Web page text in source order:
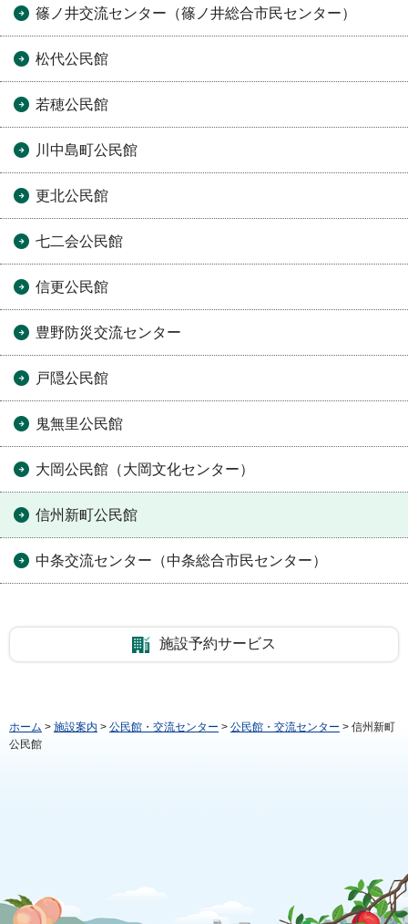
篠ノ井交流センター（篠ノ井総合市民センター）
松代公民館
若穂公民館
川中島町公民館
更北公民館
七二会公民館
信更公民館
豊野防災交流センター
戸隠公民館
鬼無里公民館
大岡公民館（大岡文化センター）
信州新町公民館
中条交流センター（中条総合市民センター）
施設予約サービス
ホーム > 施設案内 > 公民館・交流センター > 公民館・交流センター > 信州新町
公民館